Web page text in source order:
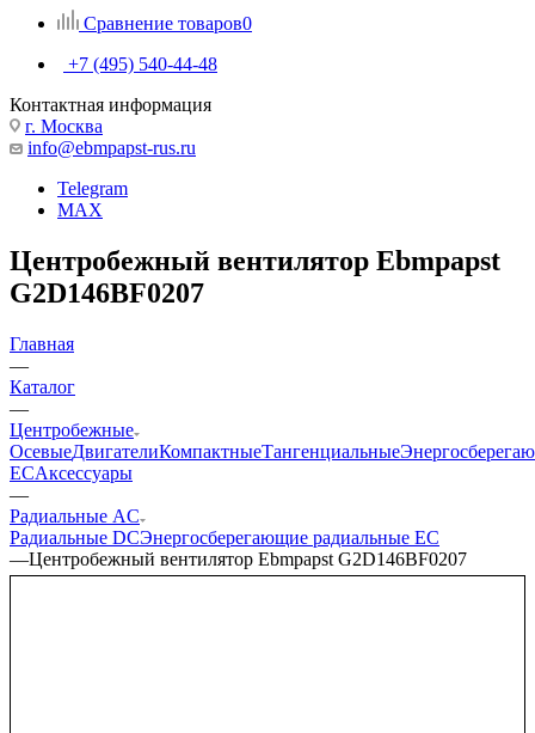
Сравнение товаров0
+7 (495) 540-44-48
Контактная информация
г. Москва
info@ebmpapst-rus.ru
Telegram
MAX
Центробежный вентилятор Ebmpapst
G2D146BF0207
Главная
—
Каталог
—
Центробежные
ОсевыеДвигателиКомпактныеТангенциальные
ECАксессуары
—
Радиальные AC
Радиальные DCЭнергосберегающие радиальные EC
—Центробежный вентилятор Ebmpapst G2D146BF0207